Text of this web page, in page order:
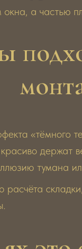
а частью
«тёмного
держат
тумана